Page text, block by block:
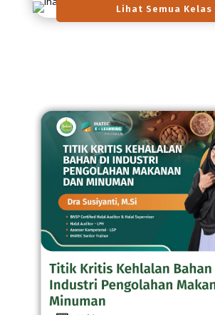
Lihat Semua Kelas